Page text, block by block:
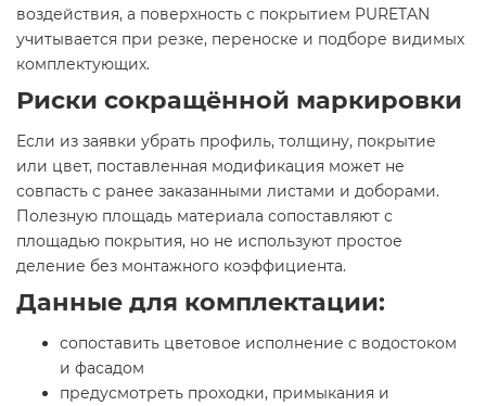
воздействия, а поверхность с покрытием PURETAN
учитывается при резке, переноске и подборе видимых
комплектующих.
Риски сокращённой маркировки
Если из заявки убрать профиль, толщину, покрытие
или цвет, поставленная модификация может не
совпасть с ранее заказанными листами и доборами.
Полезную площадь материала сопоставляют с
площадью покрытия, но не используют простое
деление без монтажного коэффициента.
Данные для комплектации:
сопоставить цветовое исполнение с водостоком
и фасадом
предусмотреть проходки, примыкания и